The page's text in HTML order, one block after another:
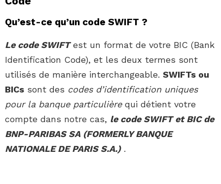
Qu’est-ce qu’un code SWIFT ?
Le code SWIFTest un format de votre BIC (Bank
Identification Code), et les deux termes sont
utilisés de manière interchangeable. SWIFTs ou
BICs sont des codes d’identification uniques
pour la banque particulière qui détient votre
compte dans notre cas, le code SWIFT et BIC de
BNP-PARIBAS SA (FORMERLY BANQUE
NATIONALE DE PARIS S.A.).